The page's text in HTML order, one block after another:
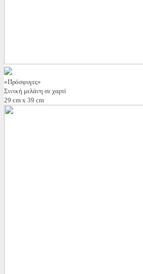
«Πρόσφυγες»
Σινική μελάνη σε χαρτί
29 cm x 39 cm